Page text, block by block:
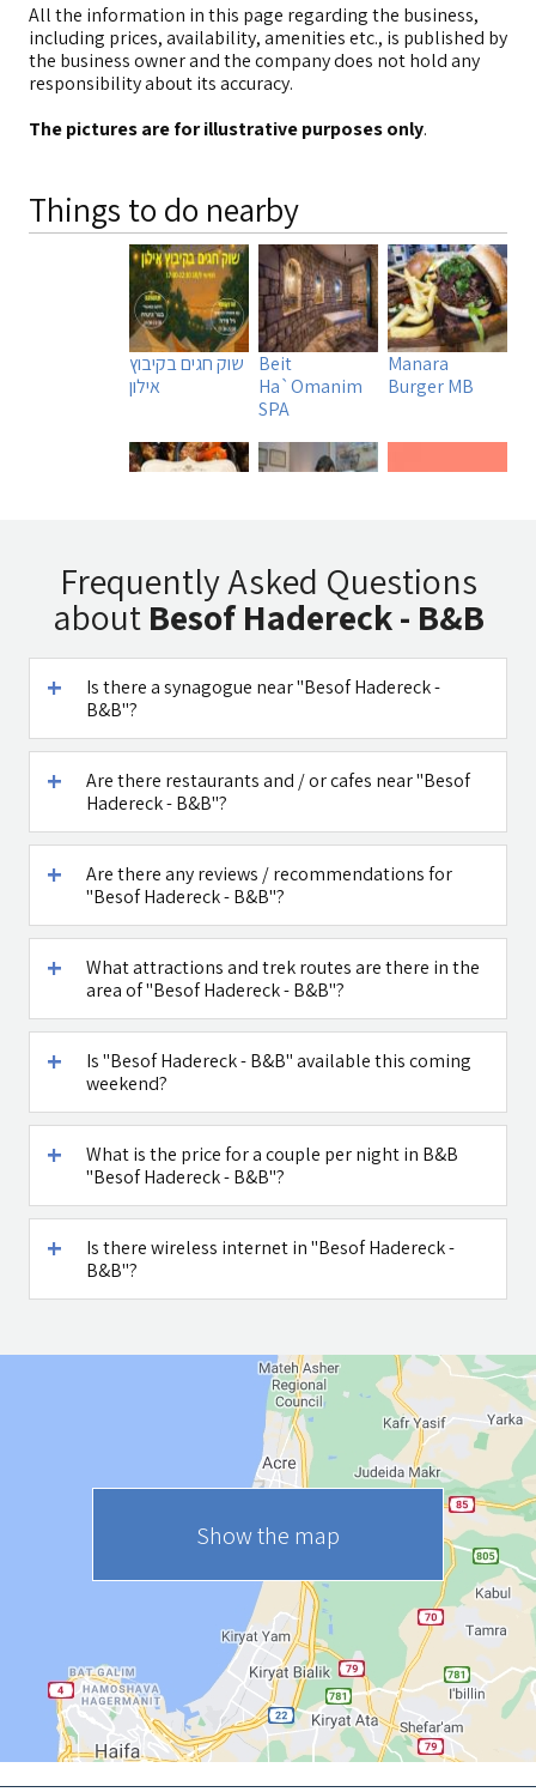
All the information in this page regarding the business,
including prices, availability, amenities etc., is published by
the business owner and the company does not hold any
responsibility about its accuracy.
The pictures are for illustrative purposes only.
Things to do nearby
Manara
Burger MB
Beit
Ha`Omanim
SPA
שוק חגים בקיבוץ
אילון
Chinese
Medicine
Restaurant
Caffe Ti - בית
קפה במטולה
Maga Halomi
(Magic Touch)
See all attractions in the region >>
Frequently Asked Questions
about Besof Hadereck - B&B
Is there a synagogue near "Besof Hadereck -
B&B"?
Are there restaurants and / or cafes near "Besof
Hadereck - B&B"?
Are there any reviews / recommendations for
"Besof Hadereck - B&B"?
What attractions and trek routes are there in the
area of "Besof Hadereck - B&B"?
Is "Besof Hadereck - B&B" available this coming
weekend?
What is the price for a couple per night in B&B
"Besof Hadereck - B&B"?
Is there wireless internet in "Besof Hadereck -
B&B"?
Show the map